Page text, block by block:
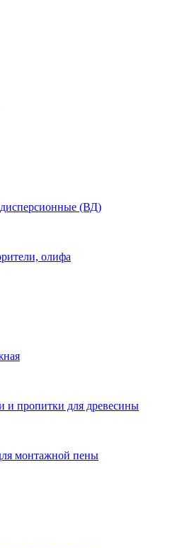
(ВД)
олифа
и пропитки для древесины
монтажной пены